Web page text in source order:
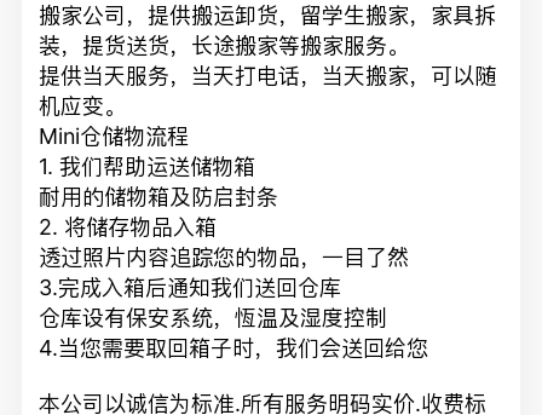
搬家公司，提供搬运卸货，留学生搬家，家具拆
装，提货送货，长途搬家等搬家服务。
提供当天服务，当天打电话，当天搬家，可以随
机应变。
Mini仓储物流程
1. 我们帮助运送储物箱
耐用的储物箱及防启封条
2. 将储存物品入箱
透过照片内容追踪您的物品，一目了然
3.完成入箱后通知我们送回仓库
仓库设有保安系统，恆温及湿度控制
4.当您需要取回箱子时，我们会送回给您
本公司以诚信为标准.所有服务明码实价.收费标